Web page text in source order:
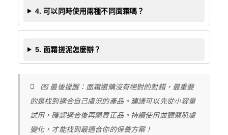
4. 可以同時使用兩種不同面霜嗎？
5. 面霜搓泥怎麼辦？
💌 最後提醒：面霜選購沒有絕對的對錯，最重要
的是找到適合自己膚況的產品。建議可以先從小容量
試用，確認適合後再購買正品。持續使用並觀察肌膚
變化，才能找到最適合你的保養方案！